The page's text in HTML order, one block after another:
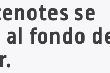
se
al fondo